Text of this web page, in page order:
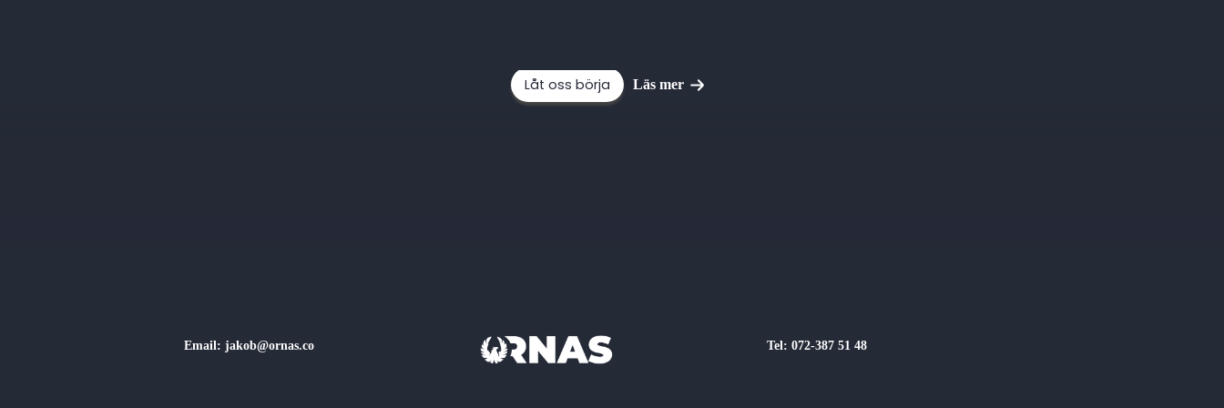
Låt oss börja Läs mer
Email: jakob@ornas.co Tel: 072-387 51 48